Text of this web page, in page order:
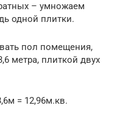
– умножаем
одной плитки.
пол помещения,
метра, плиткой двух
= 12,96м.кв.